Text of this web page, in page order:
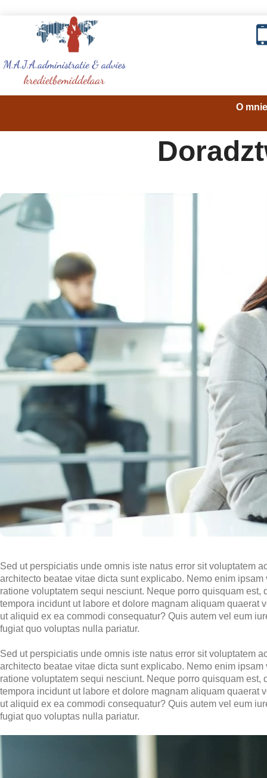
O mnie
Sed ut perspiciatis unde omnis iste natus error sit voluptatem
architecto beatae vitae dicta sunt explicabo. Nemo enim
ratione voluptatem sequi nesciunt. Neque porro quisquam
tempora incidunt ut labore et dolore magnam aliquam
ut aliquid ex ea commodi consequatur? Quis autem vel eum
fugiat quo voluptas nulla pariatur.
Sed ut perspiciatis unde omnis iste natus error sit voluptatem
architecto beatae vitae dicta sunt explicabo. Nemo enim
ratione voluptatem sequi nesciunt. Neque porro quisquam
tempora incidunt ut labore et dolore magnam aliquam
ut aliquid ex ea commodi consequatur? Quis autem vel eum
fugiat quo voluptas nulla pariatur.